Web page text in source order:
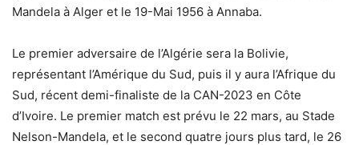
Mandela à Alger et le 19-Mai 1956 à Annaba.
Le premier adversaire de l’Algérie sera la Bolivie,
représentant l’Amérique du Sud, puis il y aura l’Afrique du
Sud, récent demi-finaliste de la CAN-2023 en Côte
d’Ivoire. Le premier match est prévu le 22 mars, au Stade
Nelson-Mandela, et le second quatre jours plus tard, le 26